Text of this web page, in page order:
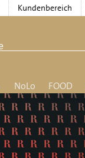
Kundenbereich
NoLo FOOD